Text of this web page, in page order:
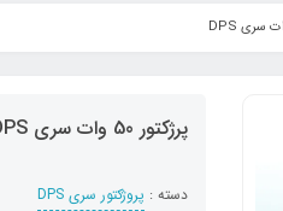
پرژکتور 50 وات سری DPS
دسته : پروژکتور سری DPS